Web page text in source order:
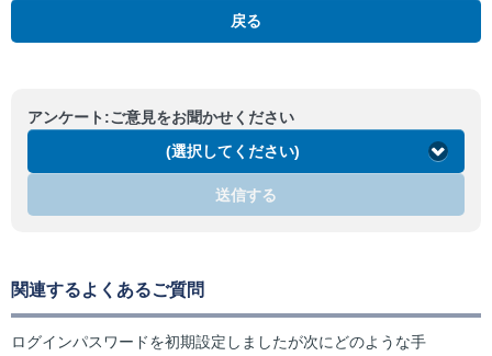
戻る
アンケート:ご意見をお聞かせください
(選択してください)
送信する
関連するよくあるご質問
ログインパスワードを初期設定しましたが次にどのような手